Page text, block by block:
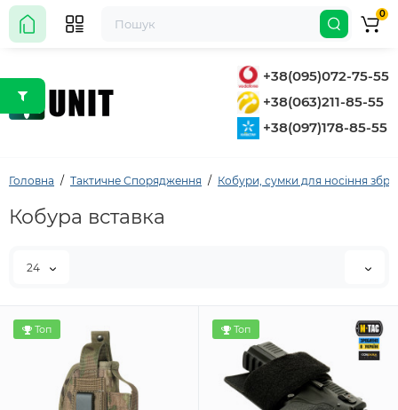
+38(095)072-75-55
+38(063)211-85-55
+38(097)178-85-55
0
Головна Тактичне Спорядження Кобури, сумки для носіння
Кобура вставка
24
Топ Топ